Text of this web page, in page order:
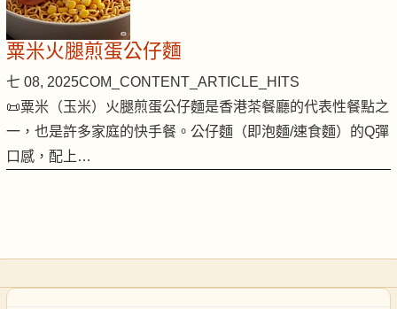
粟米火腿煎蛋公仔麵
七 08, 2025COM_CONTENT_ARTICLE_HITS
📜粟米（玉米）火腿煎蛋公仔麵是香港茶餐廳的代表性餐點之
一，也是許多家庭的快手餐。公仔麵（即泡麵/速食麵）的Q彈
口感，配上…